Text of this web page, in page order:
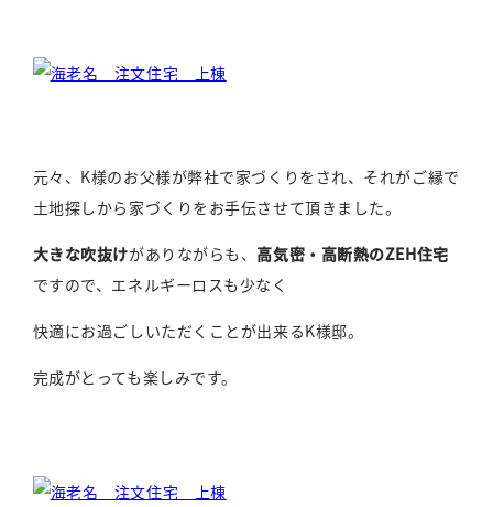
元々、K様のお父様が弊社で家づくりをされ、それがご縁で
土地探しから家づくりをお手伝させて頂きました。
大きな吹抜けがありながらも、 高気密・高断熱のZEH住宅
ですので、エネルギーロスも少なく
快適にお過ごしいただくことが出来るK様邸。
完成がとっても楽しみです。